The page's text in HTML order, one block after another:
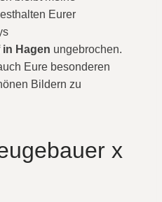
Eurer
Hagen ungebrochen.
Eure besonderen
Bildern zu
x